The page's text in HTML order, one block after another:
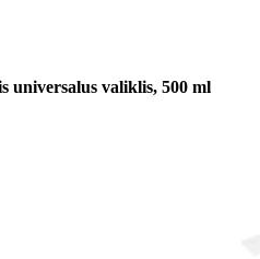
universalus valiklis, 500 ml